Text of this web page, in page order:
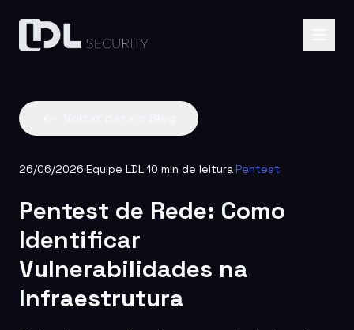
26/06/2026·Equipe LDL·10 min de leitura·Pentest
Pentest de Rede: Como
Identificar
Vulnerabilidades na
Infraestrutura